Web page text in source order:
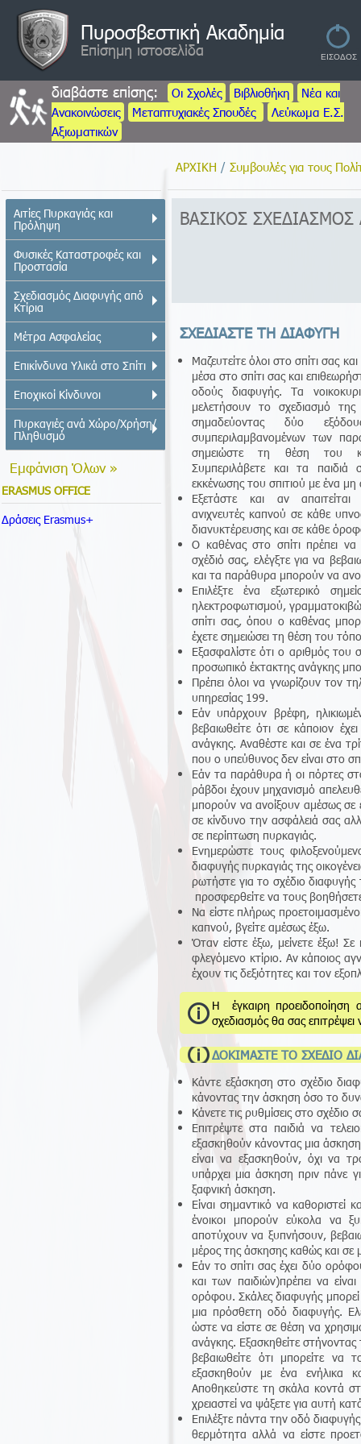
Πυροσβεστική Ακαδημία
Επίσημη ιστοσελίδα
Αιτίες Πυρκαγιάς και
Πρόληψη
Φυσικές Καταστροφές και
Προστασία
Σχεδιασμός Διαφυγής από
Κτίρια
Μέτρα Ασφαλείας
Επικίνδυνα Υλικά στο Σπίτι
Εποχικοί Κίνδυνοι
Πυρκαγιές ανά Χώρο/Χρήση/
Πληθυσμό
Εμφάνιση Όλων »
ERASMUS OFFICE
Δράσεις Erasmus+
ΑΡΧΙΚΗ / Συμβουλές για τους
διαβάστε επίσης: Οι Σχολές Βιβλιοθήκη
Νέα και
Ανακοινώσεις
Μεταπτυχιακές Σπουδές
Λεύκωμα Ε.Σ.
Αξιωματικών
ΒΑΣΙΚΟΣ
ΣΧΕΔΙΑΣΤΕ ΤΗ ΔΙΑΦΥΓΗ
Μαζευτείτε όλοι στο σπίτι σας
μέσα στο σπίτι σας και
οδούς διαφυγής. Τα
μελετήσουν το σχεδιασμό
σημαδεύοντας δύο
συμπεριλαμβανομένων των
σημειώστε τη θέση του
Συμπεριλάβετε και τα
εκκένωσης του σπιτιού με ένα μη
Εξετάστε και αν απαιτείται
ανιχνευτές καπνού σε κάθε
διανυκτέρευσης και σε κάθε
Ο καθένας στο σπίτι πρέπει
σχέδιό σας, ελέγξτε για να
και τα παράθυρα μπορούν να
Επιλέξτε ένα εξωτερικό
ηλεκτροφωτισμού,
σπίτι σας, όπου ο καθένας
έχετε σημειώσει τη θέση του
Εξασφαλίστε ότι ο αριθμός
προσωπικό έκτακτης ανάγκης
Πρέπει όλοι να γνωρίζουν τον
υπηρεσίας 199.
Εάν υπάρχουν βρέφη,
βεβαιωθείτε ότι σε κάποιον
ανάγκης. Αναθέστε και σε ένα
που ο υπεύθυνος δεν είναι στο
Εάν τα παράθυρα ή οι πόρτες
ράβδοι έχουν μηχανισμό
μπορούν να ανοίξουν αμέσως σε
σε κίνδυνο την ασφάλειά σας
σε περίπτωση πυρκαγιάς.
Ενημερώστε τους
διαφυγής πυρκαγιάς της
ρωτήστε για το σχέδιο διαφυγής
προσφερθείτε να τους
Να είστε πλήρως
καπνού, βγείτε αμέσως έξω.
Όταν είστε έξω, μείνετε έξω!
φλεγόμενο κτίριο. Αν κάποιος
έχουν τις δεξιότητες και τον
Η έγκαιρη
σχεδιασμός θα σας
ΔΟΚΙΜΑΣΤΕ ΤΟ ΣΧΕΔΙΟ
Κάντε εξάσκηση στο σχέδιο
κάνοντας την άσκηση όσο το
Κάνετε τις ρυθμίσεις στο σχέδιο
Επιτρέψτε στα παιδιά να
εξασκηθούν κάνοντας μια
είναι να εξασκηθούν, όχι να
υπάρχει μια άσκηση πριν πάνε
ξαφνική άσκηση.
Είναι σημαντικό να καθοριστεί
ένοικοι μπορούν εύκολα να
αποτύχουν να ξυπνήσουν,
μέρος της άσκησης καθώς και σε
Εάν το σπίτι σας έχει δύο
και των παιδιών)πρέπει να
ορόφου. Σκάλες διαφυγής
μια πρόσθετη οδό διαφυγής.
ώστε να είστε σε θέση να
ανάγκης. Εξασκηθείτε
βεβαιωθείτε ότι μπορείτε
εξασκηθούν με ένα
Αποθηκεύστε τη σκάλα κοντά
χρειαστεί να ψάξετε για αυτή
Επιλέξτε πάντα την οδό
θερμότητα αλλά να είστε